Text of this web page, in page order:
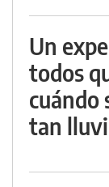
Un
todos
cuándo
tan